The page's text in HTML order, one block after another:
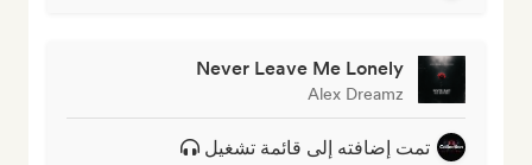
Never Leave Me Lonely
Alex Dreamz
تمت إضافته إلى قائمة تشغيل